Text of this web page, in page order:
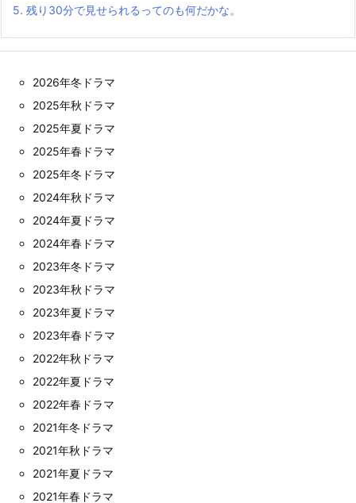
5. 残り30分で見せられるってのも何だかな。
2026年冬ドラマ
2025年秋ドラマ
2025年夏ドラマ
2025年春ドラマ
2025年冬ドラマ
2024年秋ドラマ
2024年夏ドラマ
2024年春ドラマ
2023年冬ドラマ
2023年秋ドラマ
2023年夏ドラマ
2023年春ドラマ
2022年秋ドラマ
2022年夏ドラマ
2022年春ドラマ
2021年冬ドラマ
2021年秋ドラマ
2021年夏ドラマ
2021年春ドラマ